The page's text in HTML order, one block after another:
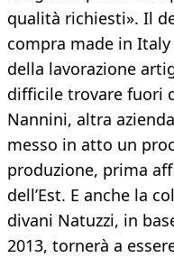
qualità richiesti». Il
compra made in Italy
della lavorazione
difficile trovare fuori
Nannini, altra
messo in atto un
produzione, prima
dell’Est. E anche la
divani Natuzzi, in
2013, tornerà a